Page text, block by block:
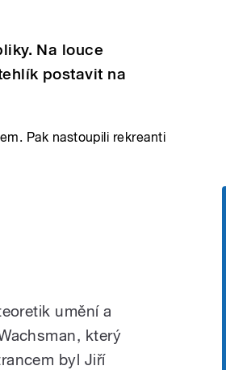
Na louce
postavit na
Pak nastoupili rekreanti
umění a
který
byl Jiří